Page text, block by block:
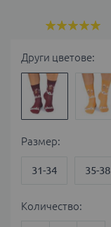
галерияОценка:
Други цветове:
Размер
31-34 35-38
Количество: